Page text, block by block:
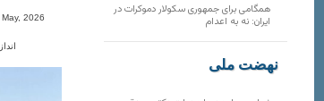
2026
همگامی برای جمهوری سکولار دموکرات در
ایران: نه به اعدام
نهضت ملی